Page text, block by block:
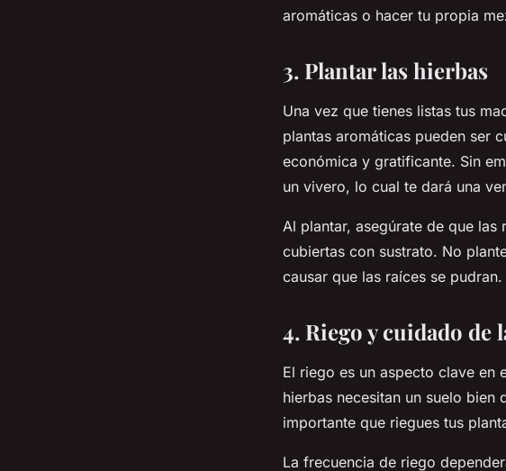
aromáticas o hacer tu propia
3. Plantar las hierbas
Una vez que tienes listas tus
plantas aromáticas pueden ser
económica y gratificante. Sin
un vivero, lo cual te dará una
Al plantar, asegúrate de que
cubiertas con sustrato. No
causar que las raíces se pudran.
4. Riego y cuidado de
El riego es un aspecto clave en
hierbas necesitan un suelo
importante que riegues tus
La frecuencia de riego